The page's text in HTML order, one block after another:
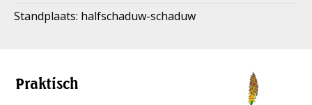
Standplaats: halfschaduw-schaduw
Praktisch